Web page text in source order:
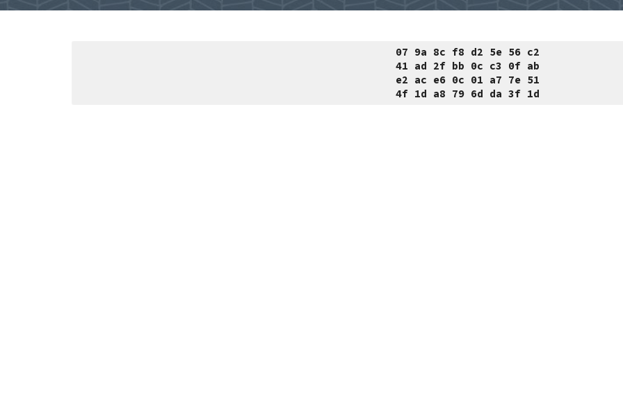
07 9a 8c f8 d2 5e 56 c2
41 ad 2f bb 0c c3 0f ab
e2 ac e6 0c 01 a7 7e 51
4f 1d a8 79 6d da 3f 1d